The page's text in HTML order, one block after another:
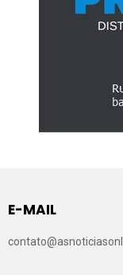
E-MAIL